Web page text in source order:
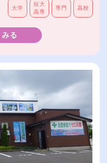
大学
短大
高専
専門 高校
る